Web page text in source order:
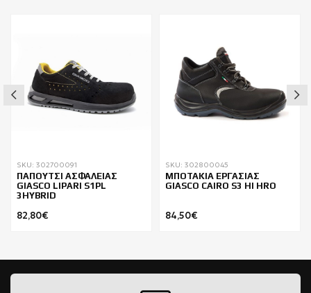
SKU: 302700091
ΠΑΠΟΥΤΣΙ ΑΣΦΑΛΕΙΑΣ
GIASCO LIPARI S1PL
3HYBRID
82,80€
SKU: 302800045
ΜΠΟΤΑΚΙΑ ΕΡΓΑΣΙΑΣ
GIASCO CAIRO S3 HI HRO
84,50€